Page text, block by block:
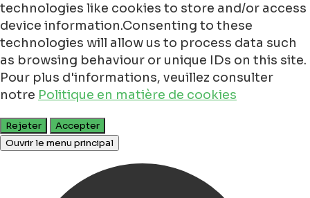
technologies like cookies to store and/or access
device information.Consenting to these
technologies will allow us to process data such
as browsing behaviour or unique IDs on this site.
Pour plus d'informations, veuillez consulter
notre Politique en matière de cookies
Rejeter
Accepter
Ouvrir le menu principal